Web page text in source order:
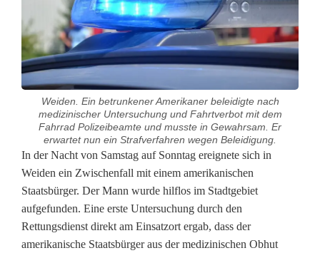
Weiden. Ein betrunkener Amerikaner beleidigte nach
medizinischer Untersuchung und Fahrtverbot mit dem
Fahrrad Polizeibeamte und musste in Gewahrsam. Er
erwartet nun ein Strafverfahren wegen Beleidigung.
W
e
i
d
In der Nacht von Samstag auf Sonntag ereignete sich in
Weiden ein Zwischenfall mit einem amerikanischen
Staatsbürger. Der Mann wurde hilflos im Stadtgebiet
aufgefunden. Eine erste Untersuchung durch den
Rettungsdienst direkt am Einsatzort ergab, dass der
amerikanische Staatsbürger aus der medizinischen Obhut